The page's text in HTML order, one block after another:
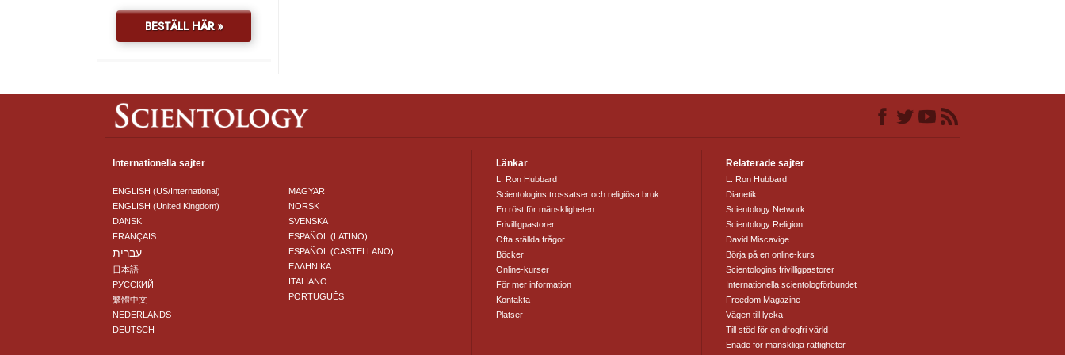
BESTÄLL HÄR »
Internationella sajter
ENGLISH (US/International)
ENGLISH (United Kingdom)
DANSK
FRANÇAIS
עברית
日本語
РУССКИЙ
繁體中文
NEDERLANDS
DEUTSCH
MAGYAR
NORSK
SVENSKA
ESPAÑOL (LATINO)
ESPAÑOL (CASTELLANO)
ΕΛΛΗΝΙΚA
ITALIANO
PORTUGUÊS
Länkar
L. Ron Hubbard
Scientologins trossatser och religiösa bruk
En röst för mänskligheten
Frivilligpastorer
Ofta ställda frågor
Böcker
Online-kurser
För mer information
Kontakta
Platser
Relaterade sajter
L. Ron Hubbard
Dianetik
Scientology Network
Scientology Religion
David Miscavige
Börja på en online-kurs
Scientologins frivilligpastorer
Internationella scientologförbundet
Freedom Magazine
Vägen till lycka
Till stöd för en drogfri värld
Enade för mänskliga rättigheter